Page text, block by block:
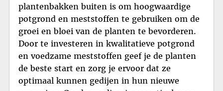
plantenbakken buiten is om hoogwaardige
potgrond en meststoffen te gebruiken om de
groei en bloei van de planten te bevorderen.
Door te investeren in kwalitatieve potgrond
en voedzame meststoffen geef je de planten
de beste start en zorg je ervoor dat ze
optimaal kunnen gedijen in hun nieuwe